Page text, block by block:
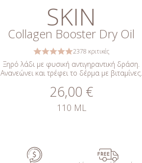
SKIN
Collagen Booster Dry Oil
2378 κριτικές
Ξηρό λάδι με φυσική αντιγηραντική δράση.
Ανανεώνει και τρέφει το δέρμα με βιταμίνες.
26,00 €
110 ML